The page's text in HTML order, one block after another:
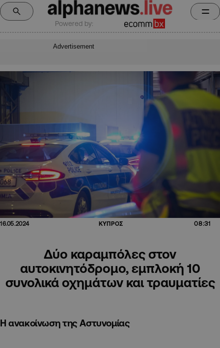
Powered by:
Advertisement
16.05.2024 ΚΥΠΡΟΣ 08:31
Δύο καραμπόλες στον
αυτοκινητόδρομο, εμπλοκή 10
συνολικά οχημάτων και τραυματίες
Η ανακοίνωση της Αστυνομίας